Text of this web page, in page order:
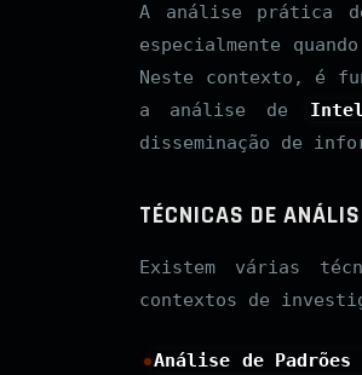
A análise prática
especialmente
Neste contexto, é
a análise de
disseminação de
TÉCNICAS DE
Existem várias
contextos de
Análise de Padrões